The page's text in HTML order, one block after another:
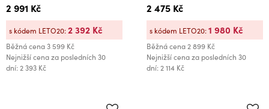
2 991 Kč
Běžná cena3 599 Kč
Nejnižší cena za posledních 30
dní: 2 393 Kč
s kódem LETO20:2 392 Kč
2 475 Kč
Běžná cena2 899 Kč
Nejnižší cena za posledních 30
dní: 2 114 Kč
s kódem LETO20:1 980 Kč